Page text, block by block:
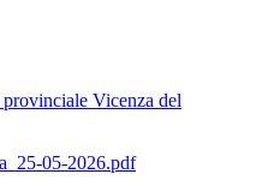
provinciale Vicenza del
05-2026.pdf